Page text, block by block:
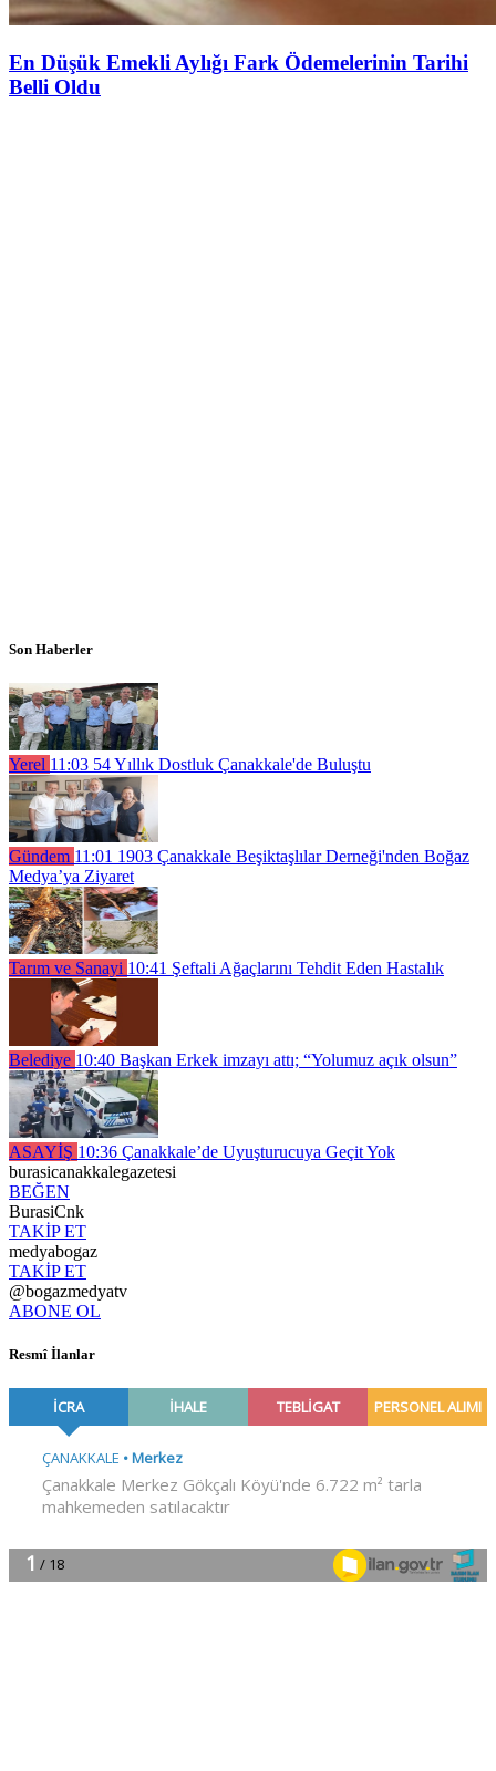
En Düşük Emekli Aylığı Fark Ödemelerinin Tarihi
Belli Oldu
Son Haberler
Yerel 11:03 54 Yıllık Dostluk Çanakkale'de Buluştu
Gündem 11:01 1903 Çanakkale Beşiktaşlılar Derneği'nden Boğaz
Medya’ya Ziyaret
Tarım ve Sanayi 10:41 Şeftali Ağaçlarını Tehdit Eden Hastalık
Belediye 10:40 Başkan Erkek imzayı attı; “Yolumuz açık olsun”
ASAYİŞ 10:36 Çanakkale’de Uyuşturucuya Geçit Yok
burasicanakkalegazetesi
BEĞEN
BurasiCnk
TAKİP ET
medyabogaz
TAKİP ET
@bogazmedyatv
ABONE OL
Resmî İlanlar